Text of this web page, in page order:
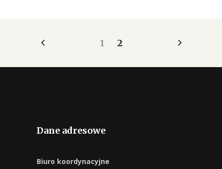
1 2
Dane adresowe
Biuro koordynacyjne